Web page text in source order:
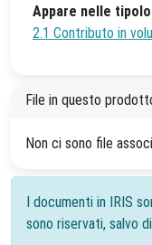
Appare nelle
2.1 Contributo in
File in questo
Non ci sono file
I documenti in IRIS
sono riservati, salvo